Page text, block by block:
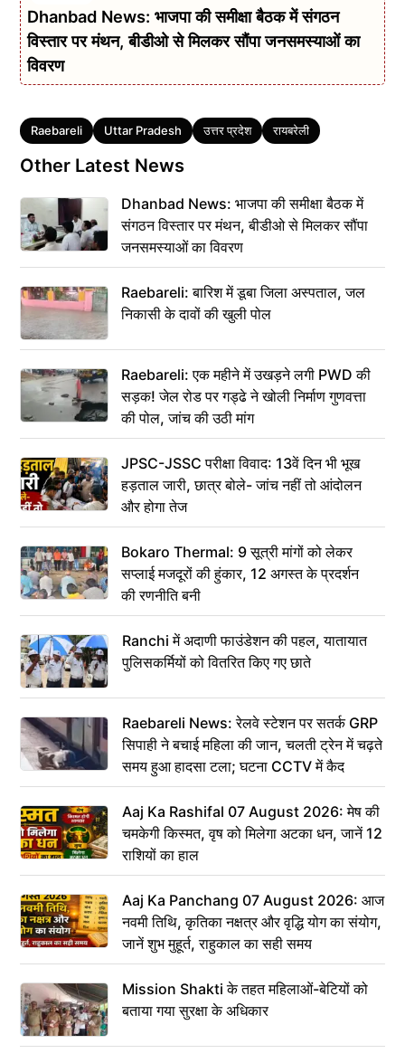
Dhanbad News: भाजपा की समीक्षा बैठक में संगठन
विस्तार पर मंथन, बीडीओ से मिलकर सौंपा जनसमस्याओं का
विवरण
Tags
Raebareli Uttar Pradesh उत्तर प्रदेश रायबरेली
Other Latest News
Dhanbad News: भाजपा की समीक्षा बैठक में
संगठन विस्तार पर मंथन, बीडीओ से मिलकर सौंपा
जनसमस्याओं का विवरण
Raebareli: बारिश में डूबा जिला अस्पताल, जल
निकासी के दावों की खुली पोल
Raebareli: एक महीने में उखड़ने लगी PWD की
सड़क! जेल रोड पर गड्ढे ने खोली निर्माण गुणवत्ता
की पोल, जांच की उठी मांग
JPSC-JSSC परीक्षा विवाद: 13वें दिन भी भूख
हड़ताल जारी, छात्र बोले- जांच नहीं तो आंदोलन
और होगा तेज
Bokaro Thermal: 9 सूत्री मांगों को लेकर
सप्लाई मजदूरों की हुंकार, 12 अगस्त के प्रदर्शन
की रणनीति बनी
Ranchi में अदाणी फाउंडेशन की पहल, यातायात
पुलिसकर्मियों को वितरित किए गए छाते
Raebareli News: रेलवे स्टेशन पर सतर्क GRP
सिपाही ने बचाई महिला की जान, चलती ट्रेन में चढ़ते
समय हुआ हादसा टला; घटना CCTV में कैद
Aaj Ka Rashifal 07 August 2026: मेष की
चमकेगी किस्मत, वृष को मिलेगा अटका धन, जानें 12
राशियों का हाल
Aaj Ka Panchang 07 August 2026: आज
नवमी तिथि, कृतिका नक्षत्र और वृद्धि योग का संयोग,
जानें शुभ मुहूर्त, राहुकाल का सही समय
Mission Shakti के तहत महिलाओं-बेटियों को
बताया गया सुरक्षा के अधिकार